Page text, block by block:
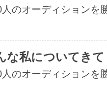
人のオーディションを
な私についてき
人のオーディションを